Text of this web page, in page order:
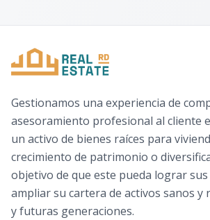
Gestionamos una experiencia de
asesoramiento profesional al cliente
un activo de bienes raíces para
crecimiento de patrimonio o
objetivo de que este pueda lograr
ampliar su cartera de activos sanos y
y futuras generaciones.